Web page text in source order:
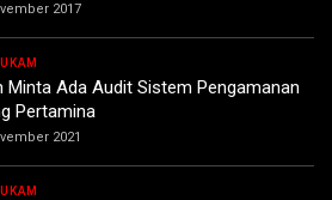
2017
Minta Ada Audit Sistem Pengamanan
Pertamina
2021